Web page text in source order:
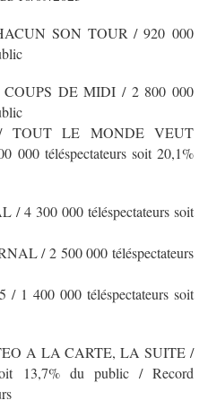
SON TOUR / 920 000
COUPS DE MIDI / 2 800 000
TOUT LE MONDE VEUT
téléspectateurs soit 20,1%
/ 4 300 000 téléspectateurs soit
/ 2 500 000 téléspectateurs
/ 1 400 000 téléspectateurs soit
A LA CARTE, LA SUITE /
13,7% du public / Record